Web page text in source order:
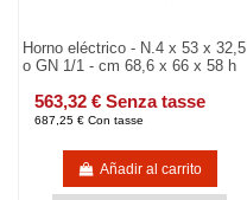
Horno eléctrico - N.4 x 53 x 32,5
o GN 1/1 - cm 68,6 x 66 x 58 h
563,32 € Senza tasse
687,25 € Con tasse
Añadir al carrito